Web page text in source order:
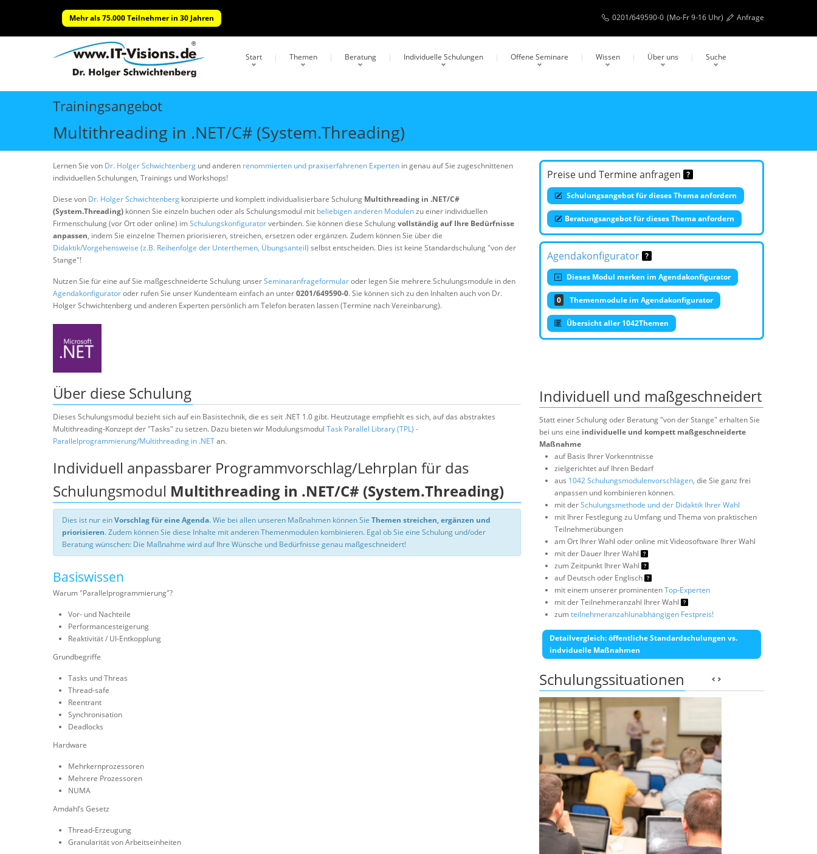
Mehr als 75.000 Teilnehmer in 30 Jahren 0201/649590-0 (Mo-Fr 9-16 Uhr) Anfrage
Start Themen Beratung Individuelle Schulungen Offene Seminare Wissen Über uns Suche
Trainingsangebot
Multithreading in .NET/C# (System.Threading)
Lernen Sie von Dr. Holger Schwichtenberg und anderen renommierten und praxiserfahrenen Experten in genau auf Sie zugeschnittenen
individuellen Schulungen, Trainings und Workshops!
Diese von Dr. Holger Schwichtenberg konzipierte und komplett individualisierbare Schulung Multithreading in .NET/C#
(System.Threading) können Sie einzeln buchen oder als Schulungsmodul mit beliebigen anderen Modulenzu einer individuellen
Firmenschulung (vor Ort oder online) imSchulungskonfiguratorverbinden. Sie können diese Schulungvollständig auf Ihre Bedürfnisse
anpassen, indem Sie einzelne Themen priorisieren, streichen, ersetzen oder ergänzen. Zudem können Sie über die
Didaktik/Vorgehensweise (z.B. Reihenfolge der Unterthemen, Übungsanteil) selbst entscheiden. Dies ist keine Standardschulung "von der
Stange"!
Nutzen Sie für eine auf Sie maßgeschneiderte Schulung unserSeminaranfrageformularoder legen Sie mehrere Schulungsmodule in den
Agendakonfiguratoroder rufen Sie unser Kundenteam einfach an unter0201/649590-0. Sie können sich zu den Inhalten auch von Dr.
Holger Schwichtenberg und anderen Experten persönlich am Telefon beraten lassen (Termine nach Vereinbarung).
Preise und Termine anfragen
Schulungsangebot für dieses Thema anfordern
Beratungsangebot für dieses Thema anfordern
Agendakonfigurator
Dieses Modul merken im Agendakonfigurator
0 Themenmodule im Agendakonfigurator
Übersicht aller 1042Themen
Über diese Schulung
Dieses Schulungsmodul bezieht sich auf ein Basistechnik, die es seit .NET 1.0 gibt. Heutzutage empfiehlt es sich, auf das abstraktes
Multithreading-Konzept der "Tasks" zu setzen. Dazu bieten wir Modulungsmodul Task Parallel Library (TPL) -
Parallelprogrammierung/Multithreading in .NETan.
Individuell anpassbarer Programmvorschlag/Lehrplan für das
Schulungsmodul Multithreading in .NET/C# (System.Threading)
Dies ist nur einVorschlag für eine Agenda. Wie bei allen unseren Maßnahmen können Sie Themen streichen, ergänzen und
priorisieren. Zudem können Sie diese Inhalte mit anderen Themenmodulen kombinieren. Egal ob Sie eine Schulung und/oder
Beratung wünschen: Die Maßnahme wird auf Ihre Wünsche und Bedürfnisse genau maßgeschneidert!
Basiswissen
Warum "Parallelprogrammierung"?
Vor- und Nachteile
Performancesteigerung
Reaktivität / UI-Entkopplung
Grundbegriffe
Tasks und Threas
Thread-safe
Reentrant
Synchronisation
Deadlocks
Hardware
Mehrkernprozessoren
Mehrere Prozessoren
NUMA
Amdahl’s Gesetz
Thread-Erzeugung
Granularität von Arbeitseinheiten
Individuell und maßgeschneidert
Statt einer Schulung oder Beratung "von der Stange" erhalten Sie
bei uns eine individuelle und kompett maßgeschneiderte
Maßnahme
auf Basis Ihrer Vorkenntnisse
zielgerichtet auf Ihren Bedarf
aus 1042 Schulungsmodulenvorschlägen, die Sie ganz frei
anpassen und kombinieren können.
mit derSchulungsmethode und der Didaktik Ihrer Wahl
mit Ihrer Festlegung zu Umfang und Thema von praktischen
Teilnehmerübungen
am Ort Ihrer Wahl oder online mit Videosoftware Ihrer Wahl
mit der Dauer Ihrer Wahl
zum Zeitpunkt Ihrer Wahl
auf Deutsch oder Englisch
mit einem unserer prominentenTop-Experten
mit der Teilnehmeranzahl Ihrer Wahl
zumteilnehmeranzahlunabhängigen Festpreis!
Detailvergleich: öffentliche Standardschulungen vs.
indviduelle Maßnahmen
Schulungssituationen